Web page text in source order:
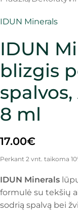
IDUN Minerals
IDUN
blizgis
8 ml
17.00€
Perkant 2 vnt. taikoma
IDUN Minerals
formulė su tekšių
sodrią spalvą bei